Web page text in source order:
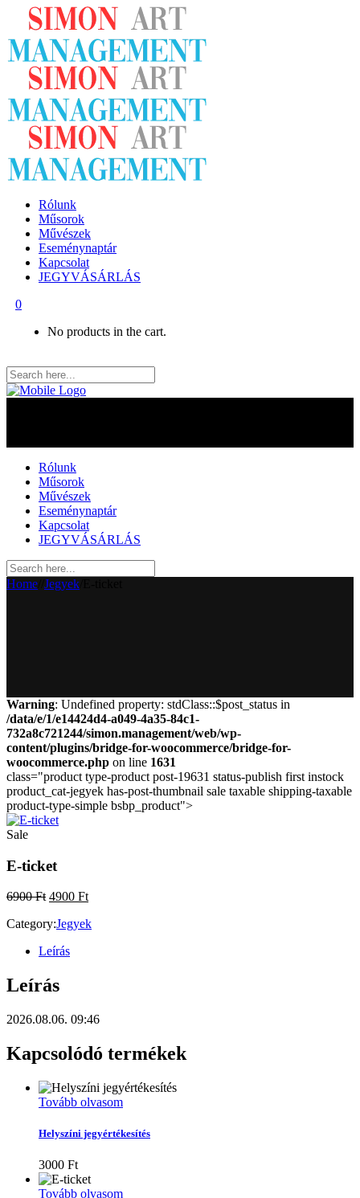
Rólunk
Műsorok
Művészek
Eseménynaptár
Kapcsolat
JEGYVÁSÁRLÁS
0
No products in the cart.
Rólunk
Műsorok
Művészek
Eseménynaptár
Kapcsolat
JEGYVÁSÁRLÁS
Home Jegyek
Warning: Undefined property: stdClass::$post_status in
/data/e/1/e14424d4-a049-4a35-84c1-
732a8c721244/simon.management/web/wp-
content/plugins/bridge-for-woocommerce/bridge-for-
woocommerce.php on line 1631
class="product type-product post-19631 status-publish first instock
product_cat-jegyek has-post-thumbnail sale taxable shipping-taxable
product-type-simple bsbp_product">
Sale
E-ticket
6900Ft Original
was:
4900 FtCurrent
is:
Category:Jegyek
Leírás
Leírás
2026.08.06. 09:46
Kapcsolódó termékek
Tovább olvasom
Helyszíni jegyértékesítés
3000 Ft
Tovább olvasom